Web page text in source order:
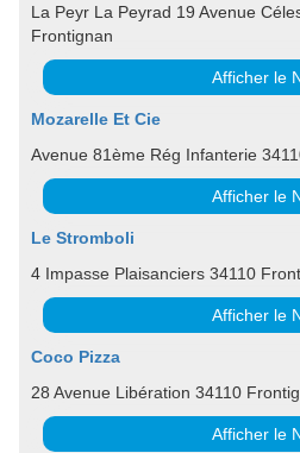
La Peyr La Peyrad 19 Avenue
Frontignan
Afficher le
Mozarelle Et Cie
Avenue 81ème Rég Infanterie
Afficher le
Le Stromboli
4 Impasse Plaisanciers 34110
Afficher le
Coco Pizza
28 Avenue Libération 34110
Afficher le